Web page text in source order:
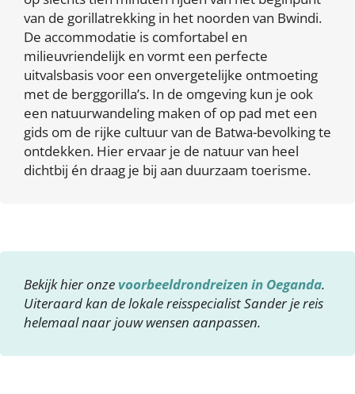
van de gorillatrekking in het noorden van Bwindi.
De accommodatie is comfortabel en
milieuvriendelijk en vormt een perfecte
uitvalsbasis voor een onvergetelijke ontmoeting
met de berggorilla’s. In de omgeving kun je ook
een natuurwandeling maken of op pad met een
gids om de rijke cultuur van de Batwa-bevolking te
ontdekken. Hier ervaar je de natuur van heel
dichtbij én draag je bij aan duurzaam toerisme.
Bekijk hier onze voorbeeldrondreizen in Oeganda.
Uiteraard kan de lokale reisspecialist Sander je reis
helemaal naar jouw wensen aanpassen.